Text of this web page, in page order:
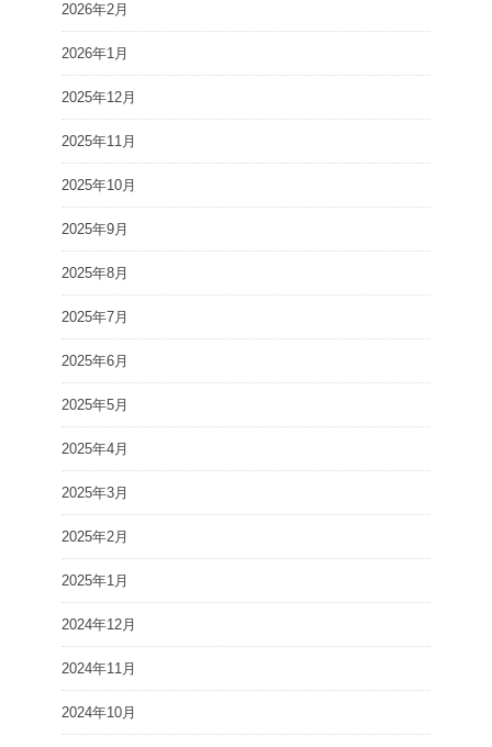
2026年2月
2026年1月
2025年12月
2025年11月
2025年10月
2025年9月
2025年8月
2025年7月
2025年6月
2025年5月
2025年4月
2025年3月
2025年2月
2025年1月
2024年12月
2024年11月
2024年10月